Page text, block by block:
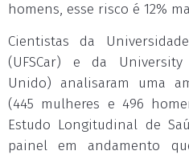
homens, esse risco é 12%
Cientistas da
(UFSCar) e da
Unido) analisaram uma
(445 mulheres e 496
Estudo Longitudinal de
painel em andamento